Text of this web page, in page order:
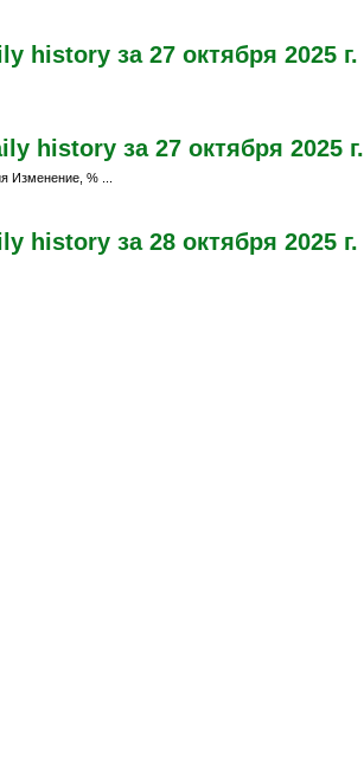
history за 27 октября 2025 г.
history за 27 октября 2025 г.
Изменение, % ...
history за 28 октября 2025 г.